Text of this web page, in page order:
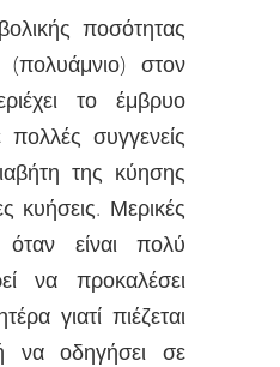
ποσότητας
στον
το έμβρυο
πολλές συγγενείς
της κύησης
κυήσεις. Μερικές
όταν είναι πολύ
να προκαλέσει
γιατί πιέζεται
να οδηγήσει σε